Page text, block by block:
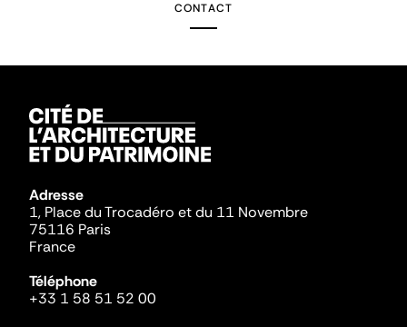
CONTACT
Adresse
1, Place du Trocadéro et du 11 Novembre
75116 Paris
France
Téléphone
+33 1 58 51 52 00